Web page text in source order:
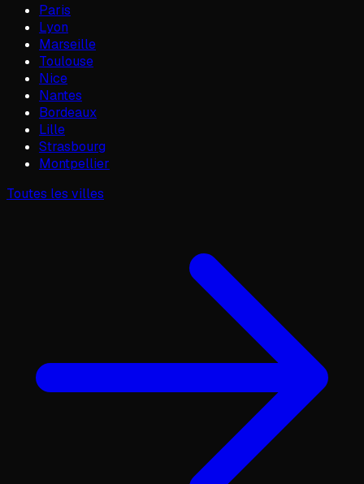
Paris
Lyon
Marseille
Toulouse
Nice
Nantes
Bordeaux
Lille
Strasbourg
Montpellier
Toutes les villes